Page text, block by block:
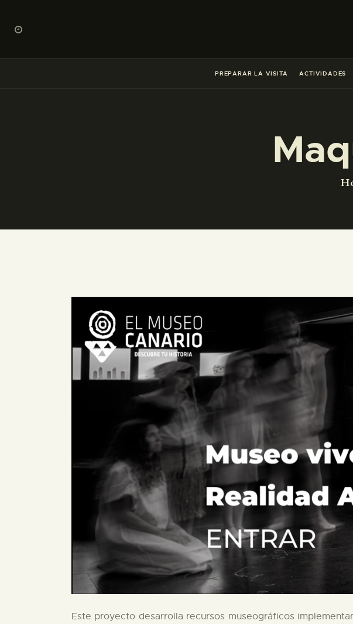
PREPARAR LA VISITA ACTIVIDADES
PREPARAR
ACTIVIDADES
█
COLECCIONES
ACTIVIDADES
█
EL MUSEO
COLECCIONES
DIDÁCTICA
ESPAÑOL
Este proyecto desarrolla recursos museográficos